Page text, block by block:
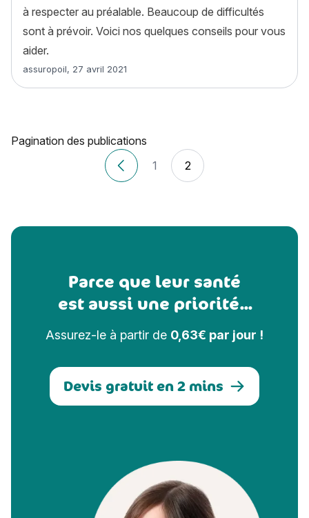
à respecter au préalable. Beaucoup de difficultés
sont à prévoir. Voici nos quelques conseils pour vous
aider.
Article rédigé par
assuropoil, 27 avril 2021
Pagination des publications
Articles plus récents
1 2
Parce que leur santé
est aussi une priorité...
Assurez-le à partir de 0,63€ par jour !
Devis gratuit en 2 mins